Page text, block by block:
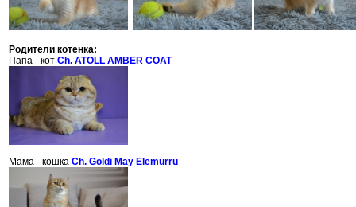
Родители котенка:
Папа - кот Ch. ATOLL AMBER COAT
Мама - кошка Ch. Goldi May Elemurru